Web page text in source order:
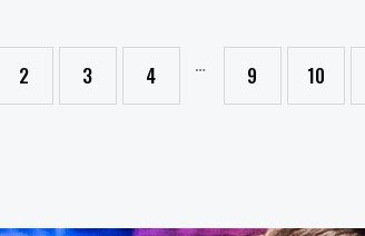
2 3 4 … 9 10→